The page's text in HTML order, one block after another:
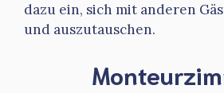
dazu ein, sich mit anderen
und auszutauschen.